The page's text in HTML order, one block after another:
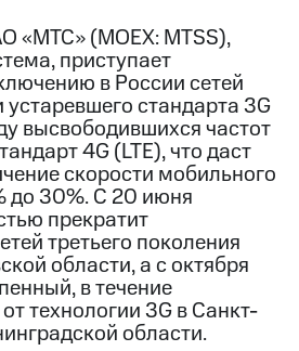
«МТС» (MOEX: MTSS),
приступает
в России сетей
стандарта 3G
высвободившихся частот
4G (LTE), что даст
скорости мобильного
до 30%. С 20 июня
прекратит
третьего поколения
области, а с октября
в течение
технологии 3G в Санкт-
области.